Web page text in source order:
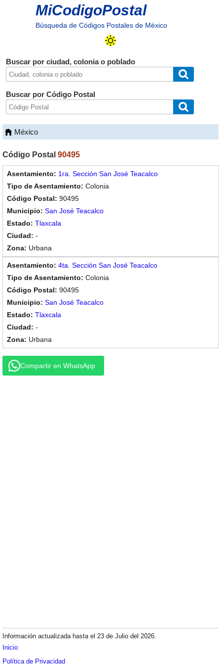
MiCodigoPostal
Búsqueda de Códigos Postales de México
Buscar por ciudad, colonia o poblado
Buscar por Código Postal
México
Código Postal 90495
1ra. Sección San José Teacalco
Colonia
90495
San José Teacalco
Tlaxcala
-
Urbana
4ta. Sección San José Teacalco
Colonia
90495
San José Teacalco
Tlaxcala
-
Urbana
Compartir en WhatsApp
Información actualizada hasta el 23 de Julio del 2026.
Inicio
Política de Privacidad